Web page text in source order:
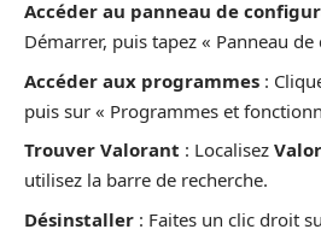
Accéder au panneau de
Démarrer, puis tapez « Panneau
Accéder aux programmes :
puis sur « Programmes et
Trouver Valorant : Localisez
utilisez la barre de recherche.
Désinstaller : Faites un clic droit